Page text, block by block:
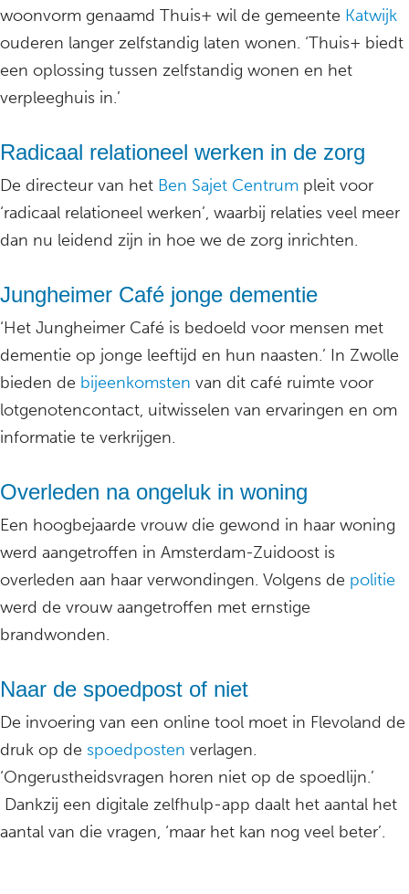
woonvorm genaamd Thuis+ wil de gemeente Katwijk
ouderen langer zelfstandig laten wonen. ‘Thuis+ biedt
een oplossing tussen zelfstandig wonen en het
verpleeghuis in.’
Radicaal relationeel werken in de zorg
De directeur van het Ben Sajet Centrum pleit voor
‘radicaal relationeel werken’, waarbij relaties veel meer
dan nu leidend zijn in hoe we de zorg inrichten.
Jungheimer Café jonge dementie
‘Het Jungheimer Café is bedoeld voor mensen met
dementie op jonge leeftijd en hun naasten.’ In Zwolle
bieden de bijeenkomsten van dit café ruimte voor
lotgenotencontact, uitwisselen van ervaringen en om
informatie te verkrijgen.
Overleden na ongeluk in woning
Een hoogbejaarde vrouw die gewond in haar woning
werd aangetroffen in Amsterdam-Zuidoost is
overleden aan haar verwondingen. Volgens de politie
werd de vrouw aangetroffen met ernstige
brandwonden.
Naar de spoedpost of niet
De invoering van een online tool moet in Flevoland de
druk op de spoedposten verlagen.
‘Ongerustheidsvragen horen niet op de spoedlijn.’
Dankzij een digitale zelfhulp-app daalt het aantal het
aantal van die vragen, ‘maar het kan nog veel beter’.